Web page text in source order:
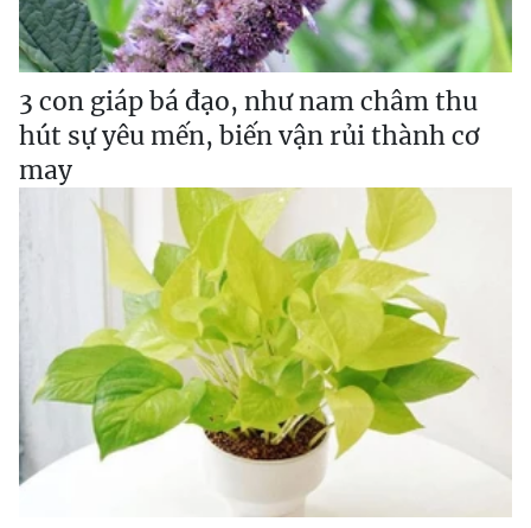
3 con giáp bá đạo, như nam châm thu
hút sự yêu mến, biến vận rủi thành cơ
may